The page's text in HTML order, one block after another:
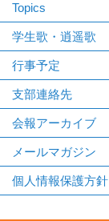
Topics
学生歌・逍遥歌
行事予定
支部連絡先
会報アーカイブ
メールマガジン
個人情報保護方針